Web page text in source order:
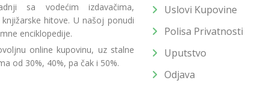
sa vodećim izdavačima,
hitove. U našoj ponudi
enciklopedije.
online kupovinu, uz stalne
od 30%, 40%, pa čak i 50%.
Uslovi Kupovine
Polisa Privatnosti
Uputstvo
Odjava